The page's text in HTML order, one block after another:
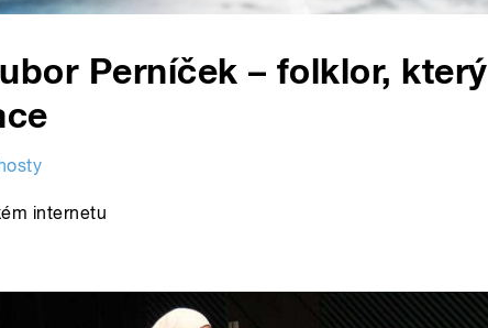
Perníček – folklor, který
internetu